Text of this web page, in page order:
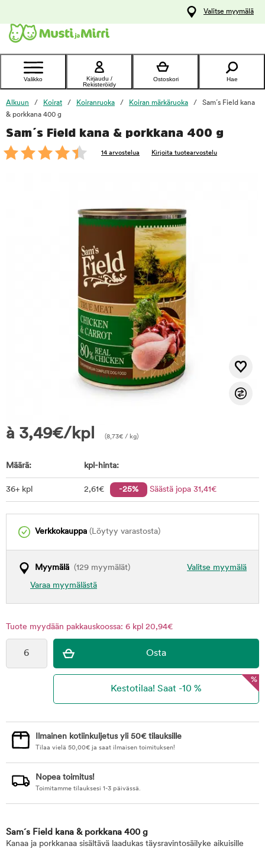
Ota yhteyttä
asiakaspalveluun
Valitse myymälä
Valikko
Kirjaudu /
Rekisteröidy
Ostoskori Hae
Alkuun Koirat Koiranruoka Koiran märkäruoka
Sam´s Field kana
& porkkana 400 g
Sam´s Field kana & porkkana 400 g
14 arvostelua Kirjoita tuotearvostelu
à 3,49€/kpl (8,73€ / kg)
Määrä: kpl-hinta:
36+ kpl 2,61€ -25% Säästä jopa 31,41€
Verkkokauppa (Löytyy varastosta)
Valitse myymälä
Myymälä (129 myymälät)
Varaa myymälästä
Tuote myydään pakkauskoossa: 6 kpl 20,94€
foo
%
Ilmainen kotiinkuljetus yli 50€ tilauksille
Tilaa vielä 50,00€ ja saat ilmaisen toimituksen!
Nopea toimitus!
Toimitamme tilauksesi 1-3 päivässä.
Sam´s Field kana & porkkana 400 g
Kanaa ja porkkanaa sisältävä laadukas täysravintosäilyke aikuisille